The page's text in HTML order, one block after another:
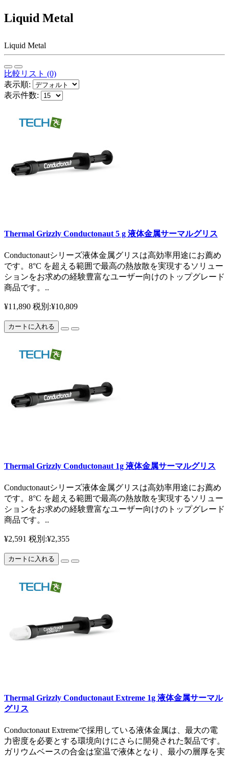
Liquid Metal
Liquid Metal
比較リスト (0)
表示順:
表示件数:
Thermal Grizzly Conductonaut 5 g 液体金属サーマルグリス
Conductonautシリーズ液体金属グリスは高効率用途にお薦め
です。8°C を超える範囲で最高の熱放散を実現するソリュー
ションをお求めの経験豊富なユーザー向けのトップグレード
商品です。..
¥11,890 税別:¥10,809
カートに入れる
Thermal Grizzly Conductonaut 1g 液体金属サーマルグリス
Conductonautシリーズ液体金属グリスは高効率用途にお薦め
です。8°C を超える範囲で最高の熱放散を実現するソリュー
ションをお求めの経験豊富なユーザー向けのトップグレード
商品です。..
¥2,591 税別:¥2,355
カートに入れる
Thermal Grizzly Conductonaut Extreme 1g 液体金属サーマル
グリス
Conductonaut Extremeで採用している液体金属は、最大の電
力密度を必要とする環境向けにさらに開発された製品です。
ガリウムベースの合金は室温で液体となり、最小の層厚を実